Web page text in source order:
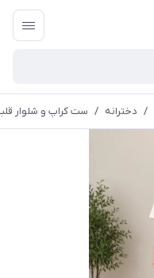
/ دخترانه / ست کراپ و شلوار قلبی